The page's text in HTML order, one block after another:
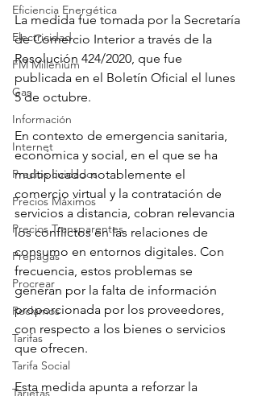
Eficiencia Energética
Electricidad
FM Millenium
Gas
Información
Internet
Precios cuidados
Precios Máximos
Precios Transparentes
Prepagas
Procrear
Reclamos
Tarifas
Tarifa Social
Tarjetas
La medida fue tomada por la Secretaría
de Comercio Interior a través de la
Resolución 424/2020, que fue
publicada en el Boletín Oficial el lunes
5 de octubre.
En contexto de emergencia sanitaria,
económica y social, en el que se ha
multiplicado notablemente el
comercio virtual y la contratación de
servicios a distancia, cobran relevancia
los conflictos en las relaciones de
consumo en entornos digitales. Con
frecuencia, estos problemas se
generan por la falta de información
proporcionada por los proveedores,
con respecto a los bienes o servicios
que ofrecen.
Esta medida apunta a reforzar la